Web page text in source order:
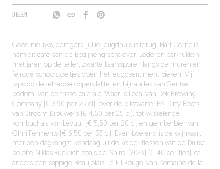
DELEN
Goed nieuws, dertigers: jullie jeugdhuis is terug. Hart Cornelis
nam dit café aan de Begijnengracht over. Lederen barkrukken
met jaren op de teller, zwarte kaarssporen langs de muren en
felrode schoolstoeltjes doen het jeugdsentiment pieken. Vijf
taps op dezekrappe oppervlakte, en bijna alles van Gentse
bodem: van de frisse pale ale ‘Waar is Loca’ van Dok Brewing
Company (€ 3,90 per 25 cl), over de pikzwarte IPA ‘Dirty Boots’
van Stroom Brouwers (€ 4,60 per 25 cl), tot wisselende
kombucha’s van Levuur (€ 5,50 per 20 cl) en gemberbier van
Olmi Ferments (€ 6,50 per 33 cl). Even boeiend is de wijnkaart,
met een dagvangst: vandaag uit de kelder flessen van de Duitse
belofte Niklas Rückrich zoals de ‘Shiro’ (2023) (€ 40 per fles), of
anders een sappige Beaujolais ‘Le Fil Rouge’ van Domaine de la